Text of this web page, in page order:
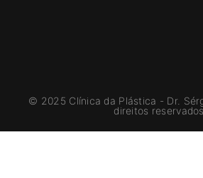
© 2025 Clínica da Plástica - Dr.
direitos reservados